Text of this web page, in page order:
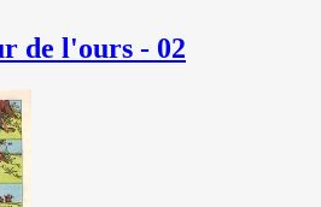
de l'ours - 02